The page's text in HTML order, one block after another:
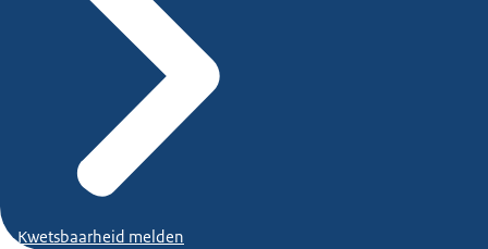
Kwetsbaarheid melden